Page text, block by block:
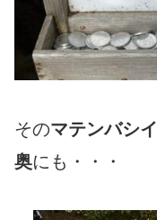
そのマテンバシイ
奥にも・・・